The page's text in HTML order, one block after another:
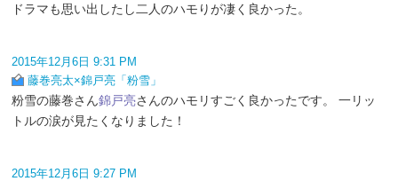
ドラマも思い出したし二人のハモりが凄く良かった。
2015年12月6日 9:31 PM
藤巻亮太×錦戸亮「粉雪」
粉雪の藤巻さん錦戸亮さんのハモリすごく良かったです。 一リッ
トルの涙が見たくなりました！
2015年12月6日 9:27 PM